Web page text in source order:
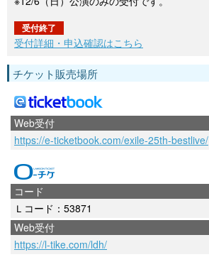
受付終了
受付詳細・申込確認はこちら
チケット販売場所
Web受付
https://e-ticketbook.com/exile-25th-bestlive/
コード
Ｌコード：53871
Web受付
https://l-tike.com/ldh/